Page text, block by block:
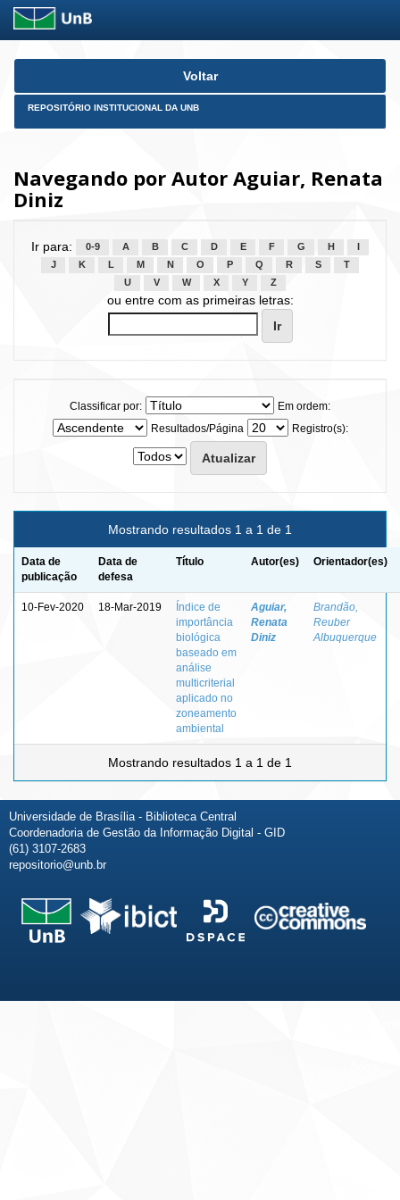
Skip
Voltar
REPOSITÓRIO INSTITUCIONAL DA UNB
Navegando por Autor Aguiar, Renata
Diniz
Ir para: 0-9 A B C D E F G H
J
K L M N O P Q R S
T
U
V W X Y Z
ou entre com as primeiras letras:
Classificar por:
Em ordem:
Resultados/Página
Registro(s):
Mostrando resultados 1 a 1 de 1
Data de
publicação
Data de
defesa
Título Autor(es) Orientador(es)
10-Fev-2020 18-Mar-2019
Índice de
importância
biológica
baseado em
análise
multicriterial
aplicado no
zoneamento
ambiental
Aguiar,
Renata
Diniz
Brandão,
Reuber
Albuquerque
Mostrando resultados 1 a 1 de 1
Universidade de Brasília - Biblioteca Central
Coordenadoria de Gestão da Informação Digital - GID
(61) 3107-2683
repositorio@unb.br